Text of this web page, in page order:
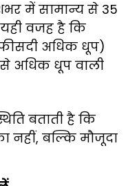
में सामान्य से 35
वजह है कि
अधिक धूप)
अधिक धूप वाली
बताती है कि
नहीं, बल्कि मौजूदा